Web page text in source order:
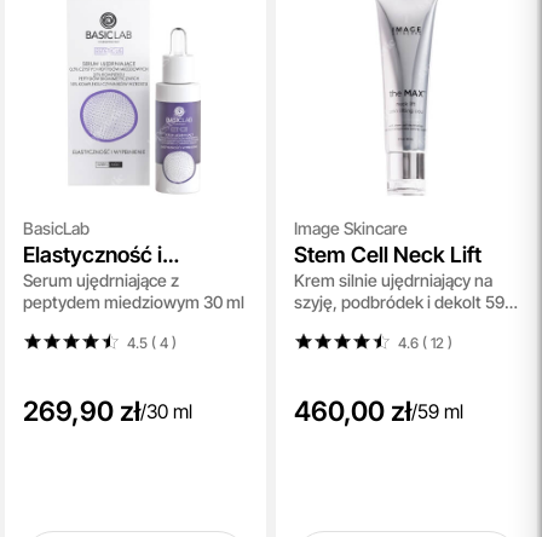
BasicLab
Elastyczność i
Wypełnienie
Serum ujędrniające z
peptydem miedziowym 30 ml
4.5 ( 4)
269,90 zł/30 ml
Image Skincare
Stem Cell Neck Lift
Krem silnie ujędrniający na
szyję, podbródek i dekolt 59
4.6 ( 12 )
460,00 zł/59 ml